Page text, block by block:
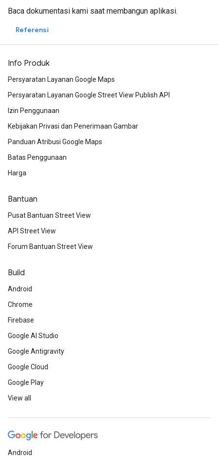
Baca dokumentasi kami saat membangun aplikasi.
Referensi
Info Produk
Persyaratan Layanan Google Maps
Persyaratan Layanan Google Street View Publish API
Izin Penggunaan
Kebijakan Privasi dan Penerimaan Gambar
Panduan Atribusi Google Maps
Batas Penggunaan
Harga
Bantuan
Pusat Bantuan Street View
API Street View
Forum Bantuan Street View
Build
Android
Chrome
Firebase
Google AI Studio
Google Antigravity
Google Cloud
Google Play
View all
Android